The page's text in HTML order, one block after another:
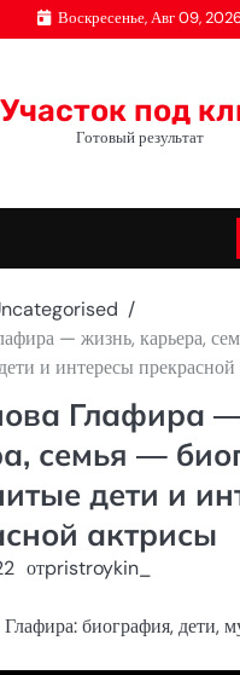
Воскресенье, Авг 09,
Участок под
Готовый результат
— жизнь, карьера,
и интересы
Глафира
семья —
дети и
актрисы
отpristroykin_